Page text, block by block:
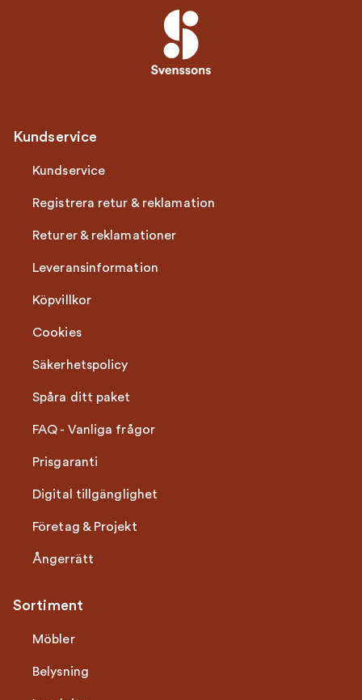
Kundservice
Kundservice
Registrera retur & reklamation
Returer & reklamationer
Leveransinformation
Köpvillkor
Cookies
Säkerhetspolicy
Spåra ditt paket
FAQ - Vanliga frågor
Prisgaranti
Digital tillgänglighet
Företag & Projekt
Ångerrätt
Sortiment
Möbler
Belysning